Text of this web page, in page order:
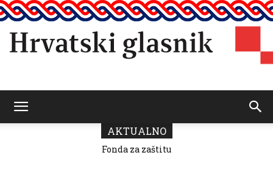
AKTUALNO
Fonda za zaštitu